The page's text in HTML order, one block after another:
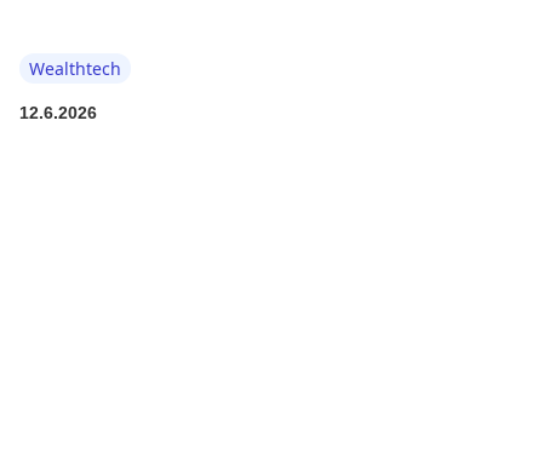
Wealthtech
12.6.2026